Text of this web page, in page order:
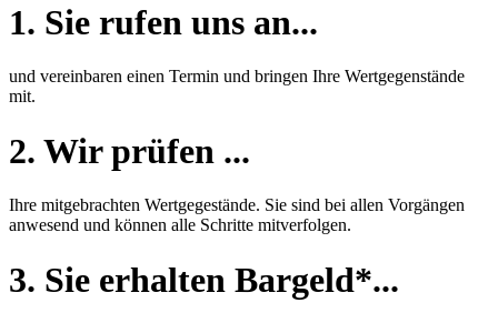
1. Sie rufen uns an...
und vereinbaren einen Termin und bringen Ihre Wertgegenstände
mit.
2. Wir prüfen ...
Ihre mitgebrachten Wertgegestände. Sie sind bei allen Vorgängen
anwesend und können alle Schritte mitverfolgen.
3. Sie erhalten Bargeld*...